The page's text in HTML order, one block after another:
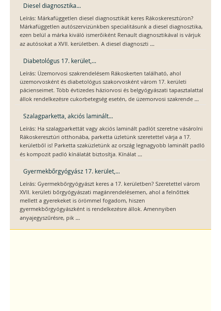
Diesel diagnosztika...
Leírás: Márkafüggetlen diesel diagnosztikát keres Rákoskeresztúron?
Márkafüggetlen autószervizünkben specialitásunk a diesel diagnosztika,
ezen belül a márka kiváló ismerőiként Renault diagnosztikával is várjuk
az autósokat a XVII. kerületben. A diesel diagnoszti ...
Diabetológus 17. kerület,...
Leírás: Üzemorvosi szakrendelésem Rákoskerten található, ahol
üzemorvosként és diabetológus szakorvosként várom 17. kerületi
pácienseimet. Több évtizedes háziorvosi és belgyógyászati tapasztalattal
állok rendelkezésre cukorbetegség esetén, de üzemorvosi szakrende ...
Szalagparketta, akciós laminált...
Leírás: Ha szalagparkettát vagy akciós laminált padlót szeretne vásárolni
Rákoskeresztúri otthonába, parketta üzletünk szeretettel várja a 17.
kerületből is! Parketta szaküzletünk az ország legnagyobb laminált padló
és kompozit padló kínálatát biztosítja. Kínálat ...
Gyermekbőrgyógyász 17. kerület,...
Leírás: Gyermekbőrgyógyászt keres a 17. kerületben? Szeretettel várom
XVII. kerületi bőrgyógyászati magánrendelésemen, ahol a felnőttek
mellett a gyerekeket is örömmel fogadom, hiszen
gyermekbőrgyógyászként is rendelkezésre állok. Amennyiben
anyajegyszűrésre, pik ...